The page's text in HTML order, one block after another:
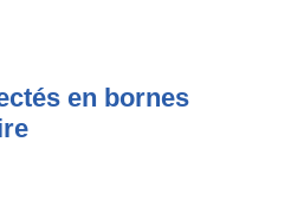
en bornes